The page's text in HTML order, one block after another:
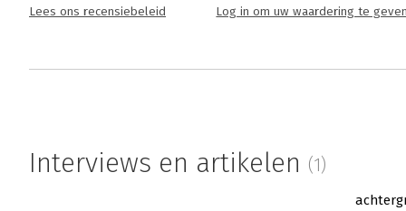
Lees ons recensiebeleid Log in om uw waardering te
Interviews en artikelen (1)